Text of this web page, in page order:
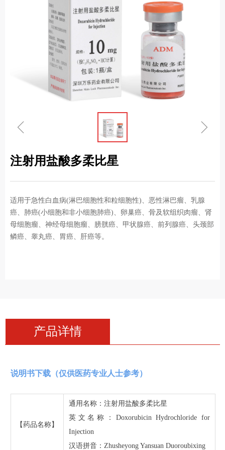
ꁆ ꁇ
注射用盐酸多柔比星
适用于急性白血病(淋巴细胞性和粒细胞性)、恶性淋巴瘤、乳腺
癌、肺癌(小细胞和非小细胞肺癌)、卵巢癌、骨及软组织肉瘤、肾
母细胞瘤、神经母细胞瘤、膀胱癌、甲状腺癌、前列腺癌、头颈部
鳞癌、睾丸癌、胃癌、肝癌等。
产品详情
说明书下载（仅供医药专业人士参考）
【药品名称】
通用名称：注射用盐酸多柔比星
英文名称：Doxorubicin Hydrochloride for
Injection
汉语拼音：Zhusheyong Yansuan Duoroubixing